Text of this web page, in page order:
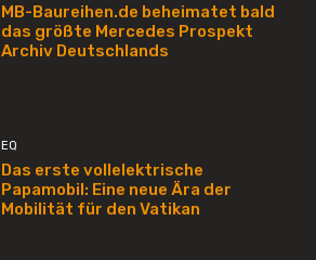
MB-Baureihen.de beheimatet bald
das größte Mercedes Prospekt
Archiv Deutschlands
EQ
Das erste vollelektrische
Papamobil: Eine neue Ära der
Mobilität für den Vatikan